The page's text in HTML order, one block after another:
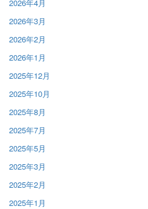
2026年4月
2026年3月
2026年2月
2026年1月
2025年12月
2025年10月
2025年8月
2025年7月
2025年5月
2025年3月
2025年2月
2025年1月